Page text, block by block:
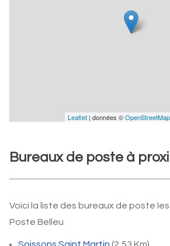
Leaflet | données ©OpenStreetMap
Bureaux de poste à
Voici la liste des bureaux de poste
Poste Belleu